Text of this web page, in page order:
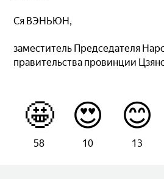
Ся ВЭНЬЮН,
заместитель Председателя
правительства провинции
🤩
58
😍
10
😊
13